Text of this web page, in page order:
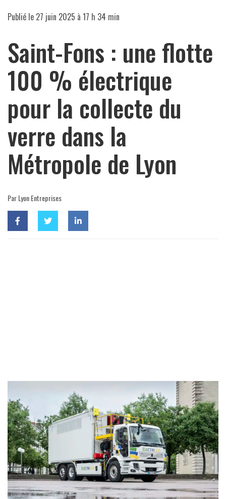
Publié le 27 juin 2025 à 17 h 34 min
Saint-Fons : une flotte
100 % électrique
pour la collecte du
verre dans la
Métropole de Lyon
Par Lyon Entreprises